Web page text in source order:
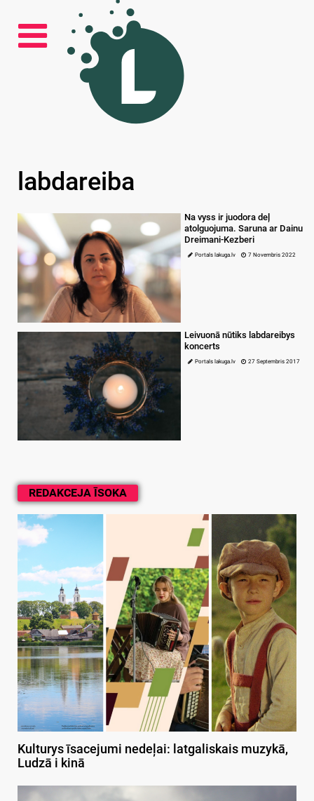
REDAKCEJA ĪSOKA
Kulturys īsacejumi nedeļai: latgaliskais muzykā,
Ludzā i kinā
labdareiba
Na vyss ir juodora deļ
atolguojuma. Saruna ar Dainu
Dreimani-Kezberi
Portals lakuga.lv 7 Novembris 2022
Leivuonā nūtiks labdareibys
koncerts
Portals lakuga.lv 27 Septembris 2017